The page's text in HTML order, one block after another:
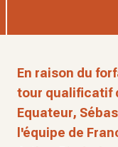
En raison du
tour qualificatif
Equateur,
l'équipe de